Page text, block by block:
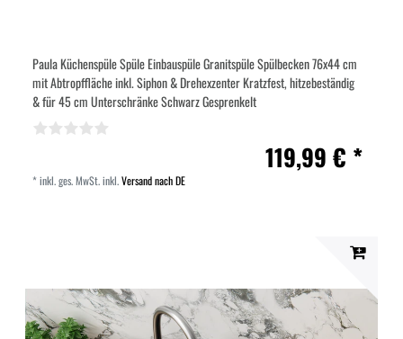
Paula Küchenspüle Spüle Einbauspüle Granitspüle Spülbecken 76x44 cm
mit Abtropffläche inkl. Siphon & Drehexzenter Kratzfest, hitzebeständig
& für 45 cm Unterschränke Schwarz Gesprenkelt
119,99 € *
*inkl. ges. MwSt.inkl.Versand nach DE